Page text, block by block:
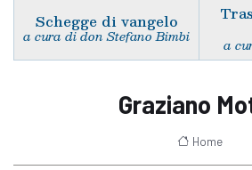
Schegge di vangelo
a cura di don Stefano Bimbi a
Graziano
Home